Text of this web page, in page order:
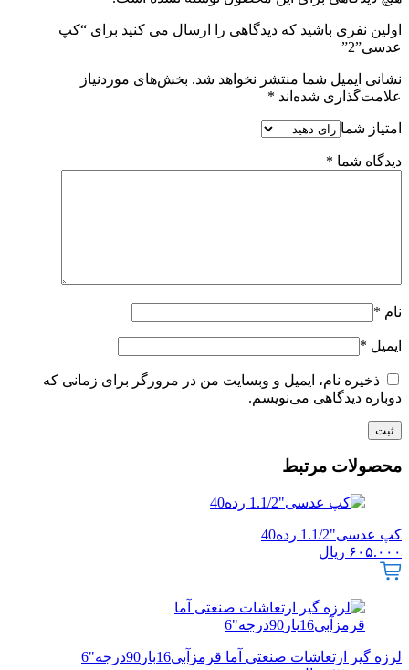
اولین نفری باشید که دیدگاهی را ارسال می کنید برای “کپ
عدسی”2”
نشانی ایمیل شما منتشر نخواهد شد. بخش‌های موردنیاز
علامت‌گذاری شده‌اند *
امتیاز شما
دیدگاه شما *
نام *
ایمیل *
ذخیره نام، ایمیل و وبسایت من در مرورگر برای زمانی که
دوباره دیدگاهی می‌نویسم.
محصولات مرتبط
کپ عدسی"1.1/2 رده40
۶۰۵.۰۰۰ ریال
لرزه گیر ارتعاشات صنعتی آما قرمزآبی16بار90درجه"6